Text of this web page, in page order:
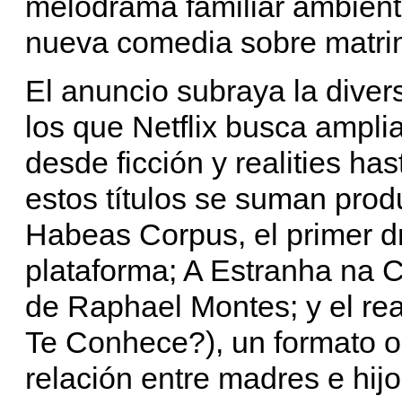
nueva comedia sobre
El anuncio subraya la
los que Netflix busca
desde ficción y realities
estos títulos se suman
Habeas Corpus, el primer
plataforma; A Estranha na
de Raphael Montes; y el
Te Conhece?), un formato
relación entre madres e